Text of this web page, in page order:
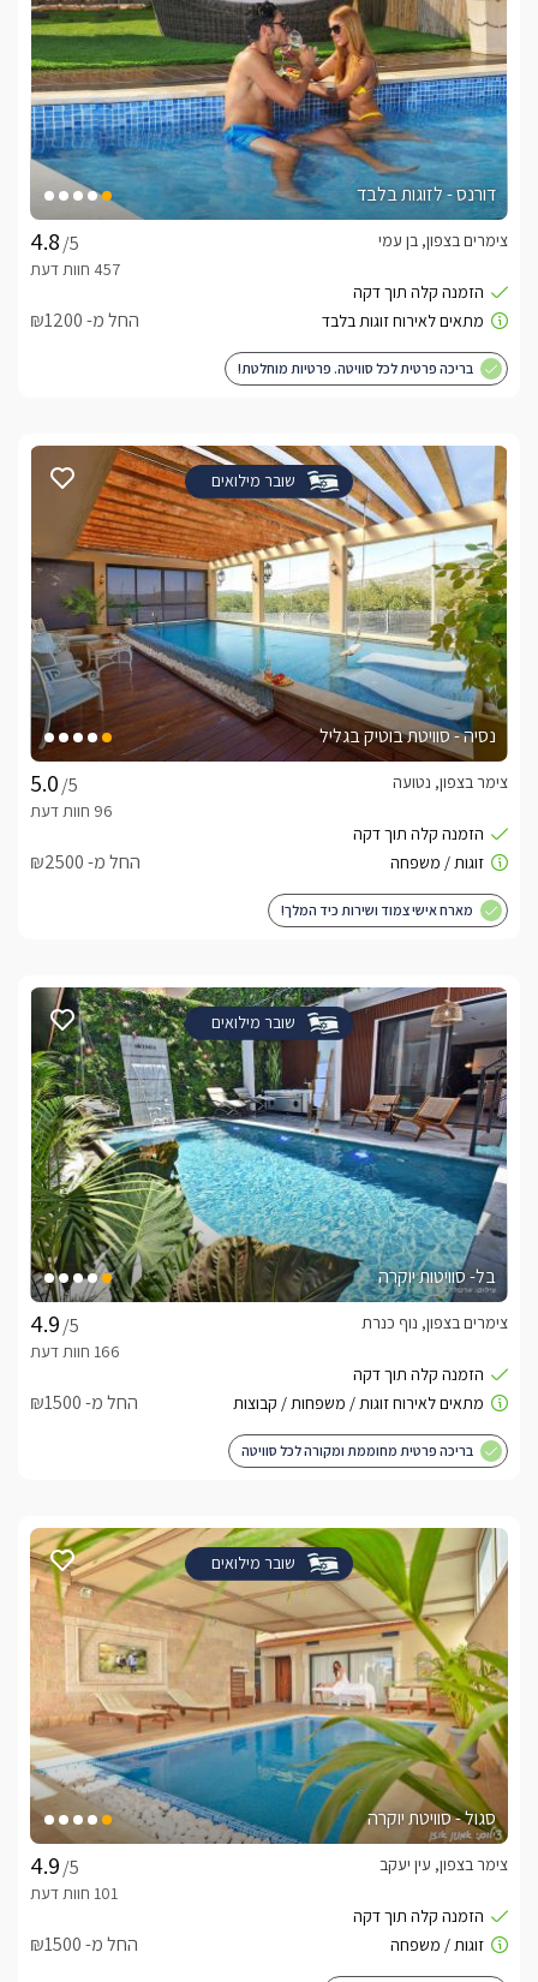
דורנס - לזוגות בלבד
/5
צימרים בצפון, בן עמי
החל מ- ₪1200
בריכה פרטית לכל סוויטה. פרטיות מוחלטת!
שובר מילואים
נסיה - סוויטת בוטיק בגליל
/5
צימר בצפון, נטועה
החל מ- ₪2500
מארח אישי צמוד ושירות כיד המלך!
שובר מילואים
בל- סוויטות יוקרה
/5
צימרים בצפון, נוף כנרת
החל מ- ₪1500
בריכה פרטית מחוממת ומקורה לכל סוויטה
שובר מילואים
סגול - סוויטת יוקרה
/5
צימר בצפון, עין יעקב
החל מ- ₪1500